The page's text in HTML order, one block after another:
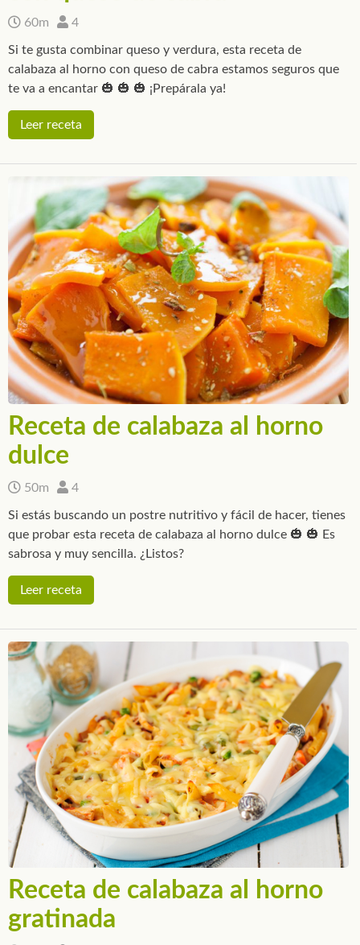
60m 4
Si te gusta combinar queso y verdura, esta receta de
calabaza al horno con queso de cabra estamos seguros que
te va a encantar 🎃 🎃 🎃 ¡Prepárala ya!
Leer receta
Receta de calabaza al horno
dulce
50m 4
Si estás buscando un postre nutritivo y fácil de hacer, tienes
que probar esta receta de calabaza al horno dulce 🎃 🎃 Es
sabrosa y muy sencilla. ¿Listos?
Leer receta
Receta de calabaza al horno
gratinada